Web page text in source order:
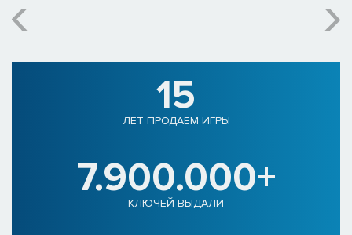
15
ЛЕТ ПРОДАЕМ ИГРЫ
7.900.000+
КЛЮЧЕЙ ВЫДАЛИ